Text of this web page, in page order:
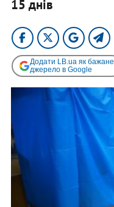
15 днів
Додати LB.ua як бажане
джерело в Google